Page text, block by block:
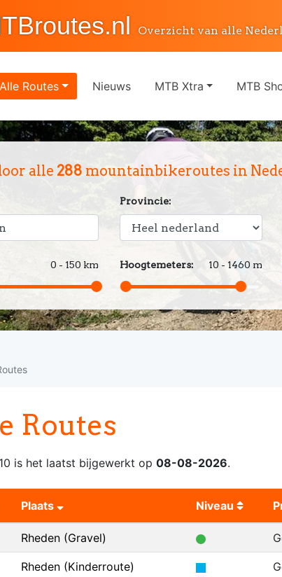
Overzicht van alle
Alle Routes Nieuws MTB Xtra MTB
alle 288 mountainbikeroutes in
Provincie:
0 - 150 km Hoogtemeters: 10 - 1460 m
Routes
is het laatst bijgewerkt op 08-08-2026.
Plaats Niveau
Rheden (Gravel)
Rheden (Kinderroute)